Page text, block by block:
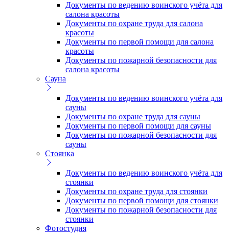
Документы по ведению воинского учёта для
салона красоты
Документы по охране труда для салона
красоты
Документы по первой помощи для салона
красоты
Документы по пожарной безопасности для
салона красоты
Сауна
Документы по ведению воинского учёта для
сауны
Документы по охране труда для сауны
Документы по первой помощи для сауны
Документы по пожарной безопасности для
сауны
Стоянка
Документы по ведению воинского учёта для
стоянки
Документы по охране труда для стоянки
Документы по первой помощи для стоянки
Документы по пожарной безопасности для
стоянки
Фотостудия